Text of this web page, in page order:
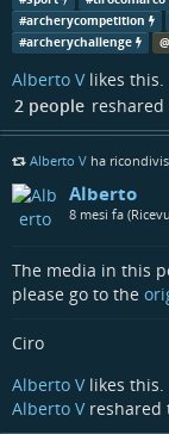
WHO: Organizzato
Lazio
WHY: 6 Crediti
Chiusura iscrizioni
16/12/2025
dicorinto.it/
#archerycompetition
#archerychallenge @
Alberto Vlikes this.
2 people reshared
Alberto V ha
Alberto
8 mesi fa
The media in this
please go to the
Ciro
Alberto Vlikes this.
Alberto Vreshared